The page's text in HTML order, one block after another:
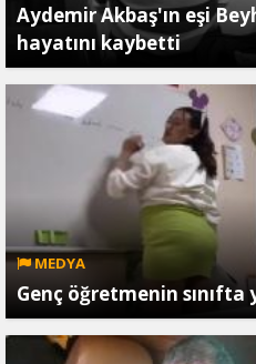
Aydemir Akbaş'ın eşi
hayatını kaybetti
MEDYA
Genç öğretmenin sınıfta